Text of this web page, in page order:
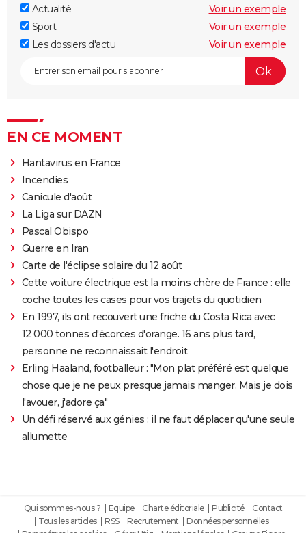
Actualité
Voir un exemple
Sport
Voir un exemple
Les dossiers d'actu
Voir un exemple
EN CE MOMENT
Hantavirus en France
Incendies
Canicule d'août
La Liga sur DAZN
Pascal Obispo
Guerre en Iran
Carte de l'éclipse solaire du 12 août
Cette voiture électrique est la moins chère de France : elle
coche toutes les cases pour vos trajets du quotidien
En 1997, ils ont recouvert une friche du Costa Rica avec
12 000 tonnes d'écorces d'orange. 16 ans plus tard,
personne ne reconnaissait l'endroit
Erling Haaland, footballeur : "Mon plat préféré est quelque
chose que je ne peux presque jamais manger. Mais je dois
l'avouer, j'adore ça"
Un défi réservé aux génies : il ne faut déplacer qu'une seule
allumette
Qui sommes-nous ? Equipe Charte éditoriale Publicité
Contact
Tous les articles
RSS Recrutement
Données personnelles